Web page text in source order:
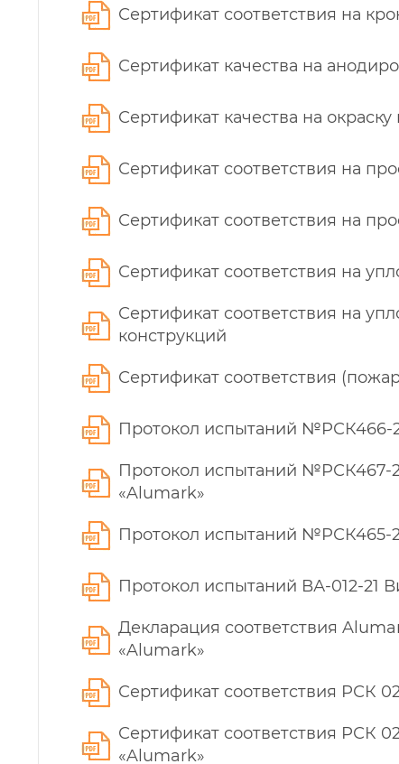
Сертификат соответствия на
Сертификат качества на
Сертификат качества на
Сертификат соответствия на
Сертификат соответствия на
Сертификат соответствия на
Сертификат соответствия на
конструкций
Сертификат соответствия
Протокол испытаний №РСК466-
Протокол испытаний №РСК467-
«Alumark»
Протокол испытаний №РСК465-
Протокол испытаний ВА-012-21
Декларация соответствия
«Alumark»
Сертификат соответствия РСК
Сертификат соответствия РСК
«Alumark»